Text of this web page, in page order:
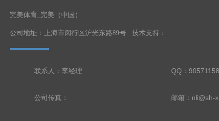
完美体育_完美（中国）
公司地址：上海市闵行区沪光东路89号 技术支持：
联系人：李经理 QQ：
公司传真： 邮箱：nli@sh-